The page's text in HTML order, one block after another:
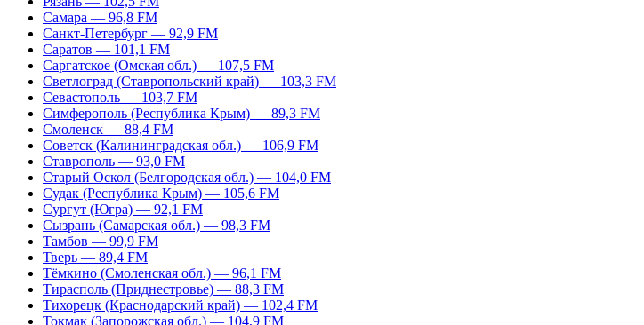
Самара — 96,8 FM
Санкт-Петербург — 92,9 FM
Саратов — 101,1 FM
Саргатское (Омская обл.) — 107,5 FM
Светлоград (Ставропольский край) — 103,3 FM
Севастополь — 103,7 FM
Симферополь (Республика Крым) — 89,3 FM
Смоленск — 88,4 FM
Советск (Калининградская обл.) — 106,9 FM
Ставрополь — 93,0 FM
Старый Оскол (Белгородская обл.) — 104,0 FM
Судак (Республика Крым) — 105,6 FM
Сургут (Югра) — 92,1 FM
Сызрань (Самарская обл.) — 98,3 FM
Тамбов — 99,9 FM
Тверь — 89,4 FM
Тёмкино (Смоленская обл.) — 96,1 FM
Тирасполь (Приднестровье) — 88,3 FM
Тихорецк (Краснодарский край) — 102,4 FM
Токмак (Запорожская обл.) — 104,9 FM